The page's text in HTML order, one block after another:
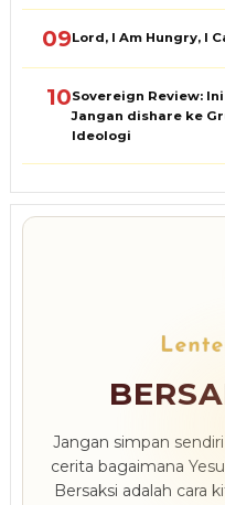
09Lord, I Am Hungry, I
10Sovereign Review:
Jangan dishare ke
Ideologi
Jangan simpan
cerita bagaimana
Bersaksi adalah cara